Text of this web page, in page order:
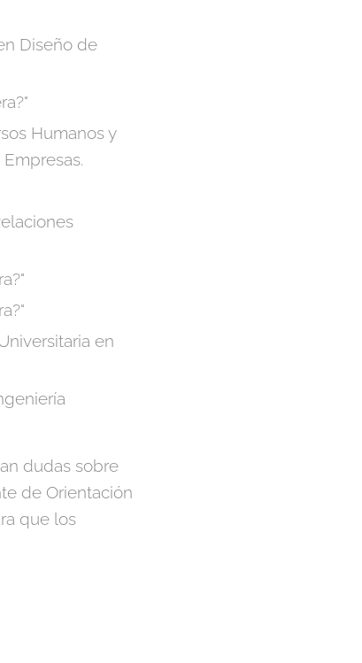
Diseño de
Humanos y
en
dudas sobre
de Orientación
que los